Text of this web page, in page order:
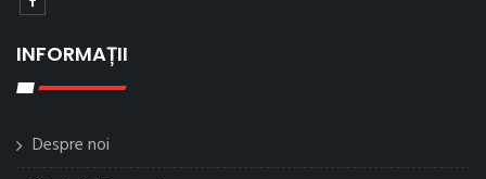
INFORMAȚII
Despre noi